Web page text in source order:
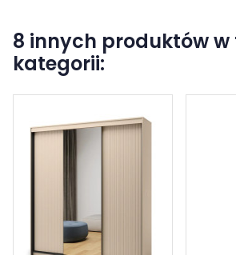
8 innych produktów w
kategorii: